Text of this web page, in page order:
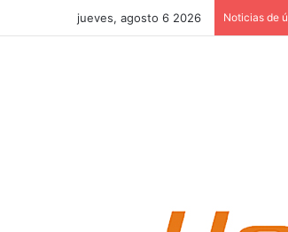
jueves, agosto 6 2026 Noticias de